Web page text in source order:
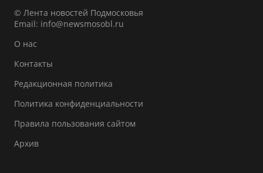
© Лента новостей Подмосковья
Email: info@newsmosobl.ru
О нас
Контакты
Редакционная политика
Политика конфиденциальности
Правила пользования сайтом
Архив